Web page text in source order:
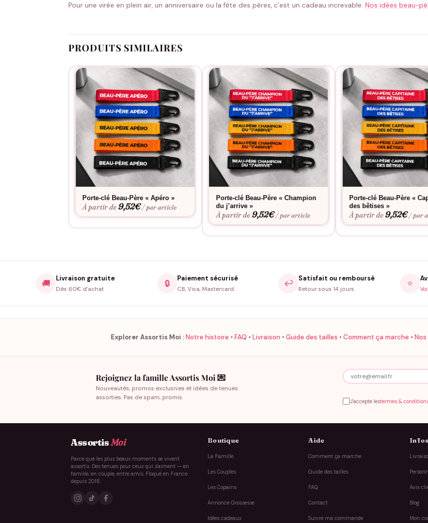
Pour une virée en plein air, un anniversaire ou la fête des pères, c’est un cadeau increvable. Nos idées beau-
PRODUITS SIMILAIRES
Porte-clé Beau-Père « Apéro »
À partir de9,52€ / par article
Porte-clé Beau-Père « Champion
du j’arrive »
À partir de9,52€ / par article
Porte-clé Beau-Père «
des bêtises »
À partir de9,52€ / par
🚚 Livraison gratuite
Dès 60€ d'achat
🔒 Paiement sécurisé
CB, Visa, Mastercard
↩️ Satisfait ou remboursé
Retour sous 14 jours
⭐
Explorer Assortis Moi :Notre histoire • FAQ • Livraison • Guide des tailles • Comment ça marche •
Rejoignez la famille Assortis Moi 💌
Nouveautés, promos exclusives et idées de tenues
assorties. Pas de spam, promis.
J'accepte lestermes &
AssortisMoi
Parce que les plus beaux moments se vivent
assortis. Des tenues pour ceux qui s'aiment — en
famille, en couple, entre amis. Floqué en France
depuis 2018.
Boutique
La Famille
Les Couples
Les Copains
Annonce Grossesse
Idées cadeaux
Aide
Comment ça marche
Guide des tailles
FAQ
Contact
Suivre ma commande
Infos
Avis
Blog
Mon